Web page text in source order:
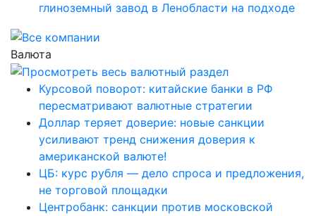
глиноземный завод в Ленобласти на подходе
Валюта
Курсовой поворот: китайские банки в РФ
пересматривают валютные стратегии
Доллар теряет доверие: новые санкции
усиливают тренд снижения доверия к
американской валюте!
ЦБ: курс рубля — дело спроса и предложения,
не торговой площадки
Центробанк: санкции против московской